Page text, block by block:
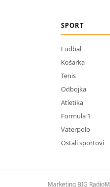
SPORT
Fudbal
Košarka
Tenis
Odbojka
Atletika
Formula 1
Vaterpolo
Ostali sportovi
Marketing BIG Radio